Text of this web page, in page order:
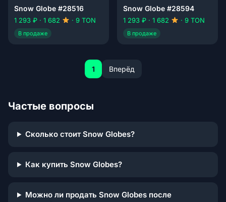
Snow Globe #28516
1 293 ₽ · 1 682 · 9 TON
В продаже
Snow Globe #28594
1 293 ₽ · 1 682 · 9 TON
В продаже
1 Вперёд
Частые вопросы
Сколько стоит Snow Globes?
Как купить Snow Globes?
Можно ли продать Snow Globes после